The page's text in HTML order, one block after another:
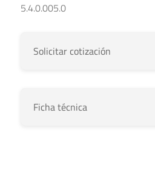
5.4.0.005.0
Solicitar cotización
Ficha técnica